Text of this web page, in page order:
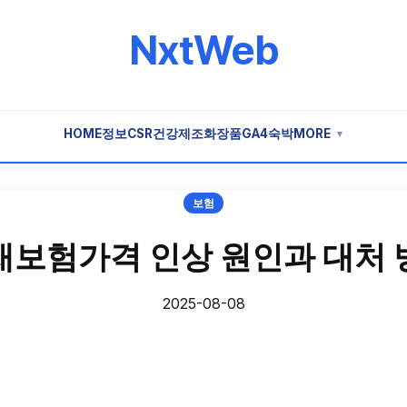
NxtWeb
HOME정보CSR건강제조화장품GA4숙박MORE ▼
보험
보험가격 인상 원인과 대처
2025-08-08